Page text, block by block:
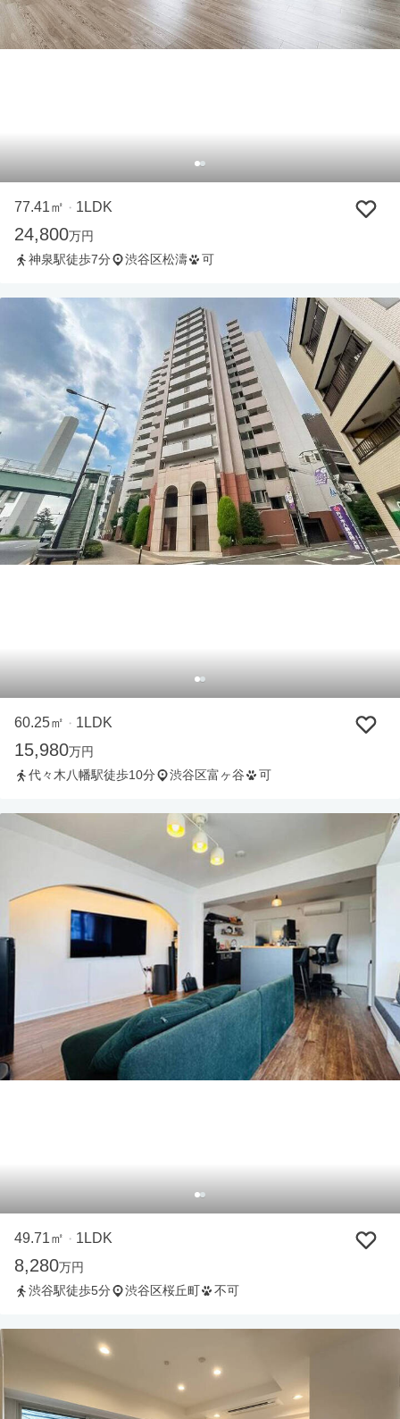
77.41㎡ ・ 1LDK
24,800万円
神泉駅徒歩7分
渋谷区松濤 可
60.25㎡ ・ 1LDK
15,980万円
代々木八幡駅徒歩10分
渋谷区富ヶ谷 可
49.71㎡ ・ 1LDK
8,280万円
渋谷駅徒歩5分
渋谷区桜丘町 不可